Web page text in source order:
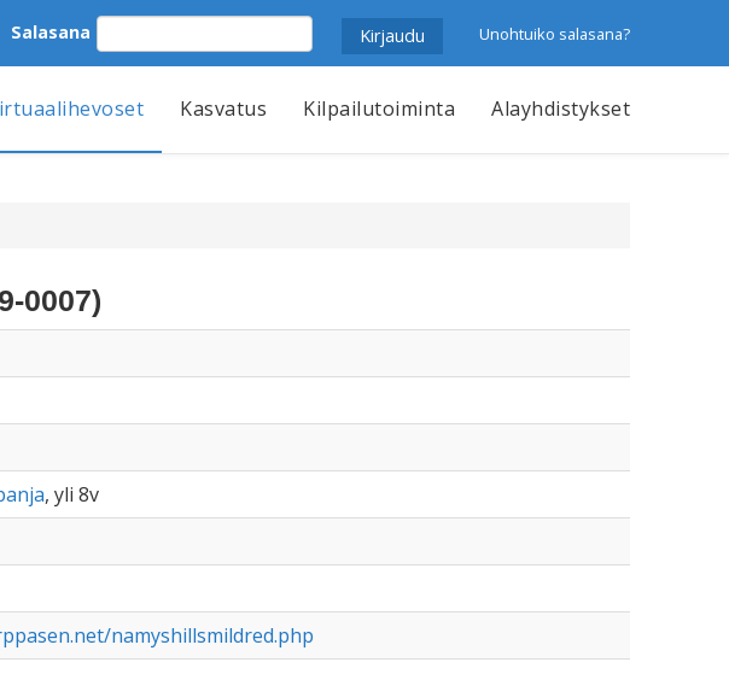
Salasana Unohtuiko salasana?
Kasvatus Kilpailutoiminta Alayhdistykset
0007)
, yli 8v
namyshillsmildred.php